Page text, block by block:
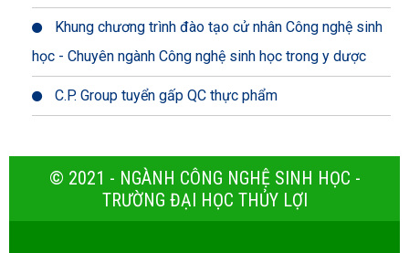
Khung chương trình đào tạo cử nhân Công nghệ sinh
học - Chuyên ngành Công nghệ sinh học trong y dược
C.P. Group tuyển gấp QC thực phẩm
© 2021 - NGÀNH CÔNG NGHỆ SINH HỌC -
TRƯỜNG ĐẠI HỌC THỦY LỢI